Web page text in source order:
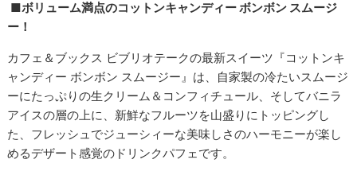
■ボリューム満点のコットンキャンディー ボンボン スムージ
ー！
カフェ＆ブックス ビブリオテークの最新スイーツ『コットンキ
ャンディー ボンボン スムージー』は、自家製の冷たいスムージ
ーにたっぷりの生クリーム＆コンフィチュール、そしてバニラ
アイスの層の上に、新鮮なフルーツを山盛りにトッピングし
た、フレッシュでジューシィーな美味しさのハーモニーが楽し
めるデザート感覚のドリンクパフェです。